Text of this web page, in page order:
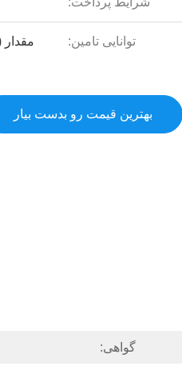
توانایی تامین: مقدار
بهترین قیمت رو بدست بیار
گواهی: